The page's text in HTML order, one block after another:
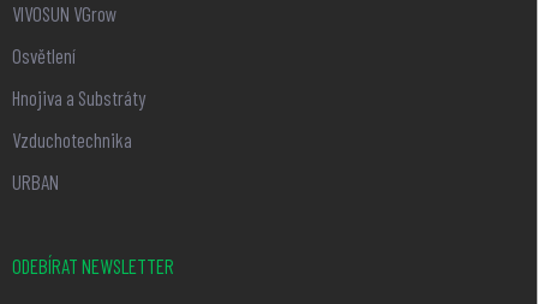
VIVOSUN VGrow
Osvětlení
Hnojiva a Substráty
Vzduchotechnika
URBAN
ODEBÍRAT NEWSLETTER